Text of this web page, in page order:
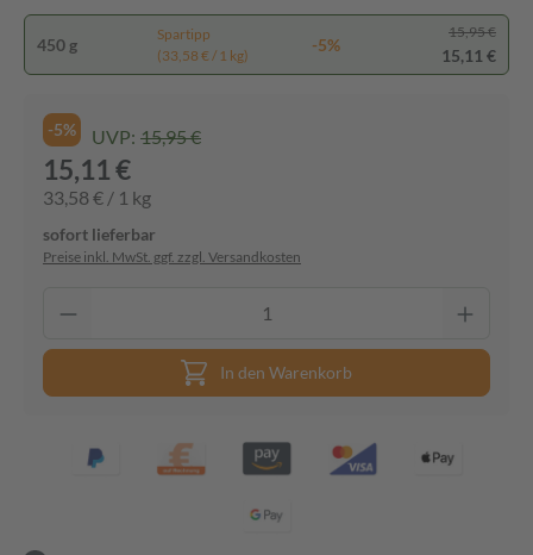
450 g
Spartipp
(33,58 € / 1 kg)
-5%
15,95 €
15,11 €
-5% UVP: 15,95 €
15,11 €
33,58 € / 1 kg
sofort lieferbar
Preise inkl. MwSt. ggf. zzgl. Versandkosten
In den Warenkorb